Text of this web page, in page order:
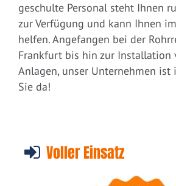
geschulte Personal steht Ihnen
zur Verfügung und kann Ihnen
helfen. Angefangen bei der
Frankfurt bis hin zur Installation
Anlagen, unser Unternehmen
Sie da!
Voller Einsatz